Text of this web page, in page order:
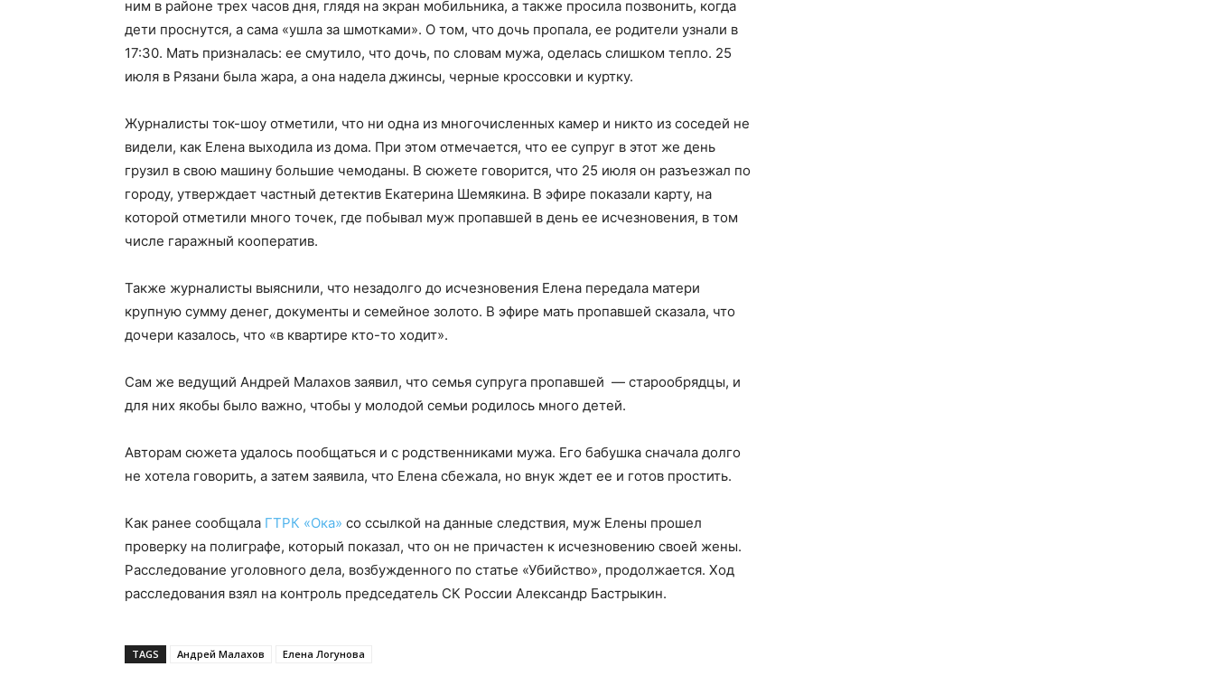
ним в районе трех часов дня, глядя на экран мобильника, а также просила позвонить, когда
дети проснутся, а сама «ушла за шмотками». О том, что дочь пропала, ее родители узнали в
17:30. Мать призналась: ее смутило, что дочь, по словам мужа, оделась слишком тепло. 25
июля в Рязани была жара, а она надела джинсы, черные кроссовки и куртку.
Журналисты ток-шоу отметили, что ни одна из многочисленных камер и никто из соседей не
видели, как Елена выходила из дома. При этом отмечается, что ее супруг в этот же день
грузил в свою машину большие чемоданы. В сюжете говорится, что 25 июля он разъезжал по
городу, утверждает частный детектив Екатерина Шемякина. В эфире показали карту, на
которой отметили много точек, где побывал муж пропавшей в день ее исчезновения, в том
числе гаражный кооператив.
Также журналисты выяснили, что незадолго до исчезновения Елена передала матери
крупную сумму денег, документы и семейное золото. В эфире мать пропавшей сказала, что
дочери казалось, что «в квартире кто-то ходит».
Сам же ведущий Андрей Малахов заявил, что семья супруга пропавшей — старообрядцы, и
для них якобы было важно, чтобы у молодой семьи родилось много детей.
Авторам сюжета удалось пообщаться и с родственниками мужа. Его бабушка сначала долго
не хотела говорить, а затем заявила, что Елена сбежала, но внук ждет ее и готов простить.
Как ранее сообщала ГТРК «Ока» со ссылкой на данные следствия, муж Елены прошел
проверку на полиграфе, который показал, что он не причастен к исчезновению своей жены.
Расследование уголовного дела, возбужденного по статье «Убийство», продолжается. Ход
расследования взял на контроль председатель СК России Александр Бастрыкин.
TAGS Андрей Малахов Елена Логунова